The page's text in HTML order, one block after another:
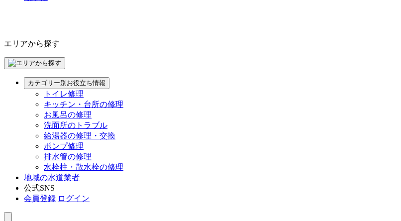
エリアから探す
カテゴリー別お役立ち情報
トイレ修理
キッチン・台所の修理
お風呂の修理
洗面所のトラブル
給湯器の修理・交換
ポンプ修理
排水管の修理
水栓柱・散水栓の修理
地域の水道業者
公式SNS
会員登録 ログイン